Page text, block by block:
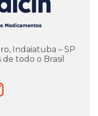
Indaiatuba – SP
de todo o Brasil